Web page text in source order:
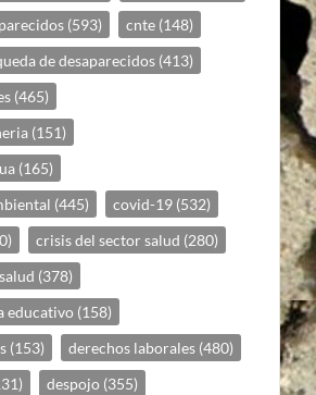
(593) cnte (148)
de desaparecidos (413)
(465)
(151)
(165)
(445) covid-19 (532)
crisis del sector salud (280)
(378)
educativo (158)
(153) derechos laborales (480)
despojo (355)